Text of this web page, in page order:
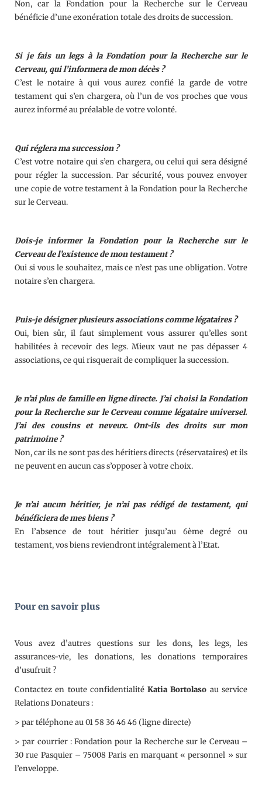
Non, car la Fondation pour la Recherche sur le Cerveau
bénéficie d’une exonération totale des droits de succession.
Si je fais un legs à la Fondation pour la Recherche sur le
Cerveau, qui l’informera de mon décès ?
C’est le notaire à qui vous aurez confié la garde de votre
testament qui s’en chargera, où l’un de vos proches que vous
aurez informé au préalable de votre volonté.
Qui réglera ma succession ?
C’est votre notaire qui s’en chargera, ou celui qui sera désigné
pour régler la succession. Par sécurité, vous pouvez envoyer
une copie de votre testament à la Fondation pour la Recherche
sur le Cerveau.
Dois-je informer la Fondation pour la Recherche sur le
Cerveau de l’existence de mon testament ?
Oui si vous le souhaitez, mais ce n’est pas une obligation. Votre
notaire s’en chargera.
Puis-je désigner plusieurs associations comme légataires ?
Oui, bien sûr, il faut simplement vous assurer qu’elles sont
habilitées à recevoir des legs. Mieux vaut ne pas dépasser 4
associations, ce qui risquerait de compliquer la succession.
Je n’ai plus de famille en ligne directe. J’ai choisi la Fondation
pour la Recherche sur le Cerveau comme légataire universel.
J’ai des cousins et neveux. Ont-ils des droits sur mon
patrimoine ?
Non, car ils ne sont pas des héritiers directs (réservataires) et ils
ne peuvent en aucun cas s’opposer à votre choix.
Je n’ai aucun héritier, je n’ai pas rédigé de testament, qui
bénéficiera de mes biens ?
En l’absence de tout héritier jusqu’au 6ème degré ou
testament, vos biens reviendront intégralement à l’Etat.
Pour en savoir plus
Vous avez d’autres questions sur les dons, les legs, les
assurances-vie, les donations, les donations temporaires
d’usufruit ?
Contactez en toute confidentialitéKatia Bortolaso au service
Relations Donateurs :
> par téléphone au 01 58 36 46 46 (ligne directe)
> par courrier : Fondation pour la Recherche sur le Cerveau –
30 rue Pasquier – 75008 Paris en marquant « personnel » sur
l’enveloppe.